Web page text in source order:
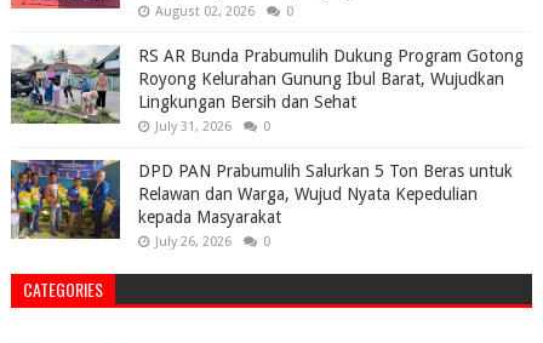
August 02, 2026 0
RS AR Bunda Prabumulih Dukung Program Gotong
Royong Kelurahan Gunung Ibul Barat, Wujudkan
Lingkungan Bersih dan Sehat
July 31, 2026 0
DPD PAN Prabumulih Salurkan 5 Ton Beras untuk
Relawan dan Warga, Wujud Nyata Kepedulian
kepada Masyarakat
July 26, 2026 0
CATEGORIES